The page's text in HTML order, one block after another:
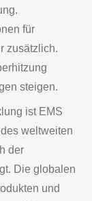
für
zusätzlich.
steigen.
ist EMS
weltweiten
der
Die globalen
und